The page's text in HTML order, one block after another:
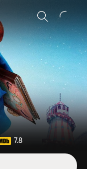
Sök
7.8